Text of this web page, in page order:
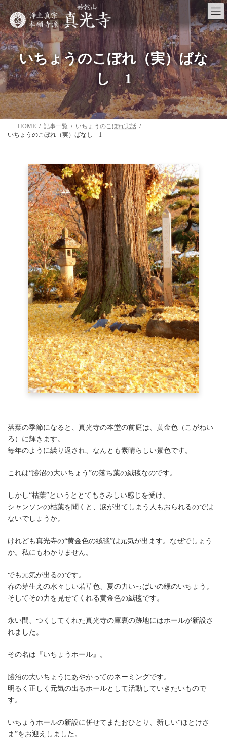
コ
ン
テ
ン
ツ
へ
ス
キ
ッ
プ
ナ
ビ
ゲ
ー
シ
ョ
ン
に
移
動
いちょうのこぼれ（実）ばな
し 1
HOME 記事一覧
いちょうのこぼれ実話
いちょうのこぼれ（実）ばなし 1
落葉の季節になると、真光寺の本堂の前庭は、黄金色（こがねい
ろ）に輝きます。
毎年のように繰り返され、なんとも素晴らしい景色です。
これは“勝沼の大いちょう”の落ち葉の絨毯なのです。
しかし“枯葉”というととてもさみしい感じを受け、
シャンソンの枯葉を聞くと、涙が出てしまう人もおられるのでは
ないでしょうか。
けれども真光寺の“黄金色の絨毯”は元気が出ます。なぜでしょう
か。私にもわかりません。
でも元気が出るのです。
春の芽生えの水々しい若草色、夏の力いっぱいの緑のいちょう。
そしてその力を見せてくれる黄金色の絨毯です。
永い間、つくしてくれた真光寺の庫裏の跡地にはホールが新設さ
れました。
その名は『いちょうホール』。
勝沼の大いちょうにあやかってのネーミングです。
明るく正しく元気の出るホールとして活動していきたいもので
す。
いちょうホールの新設に併せてまたおひとり、新しい“ほとけさ
ま”をお迎えしました。